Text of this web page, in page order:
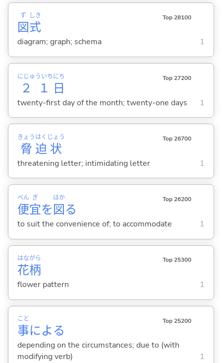
図
ず
式
しき Top 28100
diagram; graph; schema 1
２１
にじゅういち
日
にち Top 27200
twenty-first day of the month; twenty-one days 1
脅
きょう
迫
はく
状
じょう Top 26700
threatening letter; intimidating letter 1
便
べん
宜
ぎ
を図
はか
る
Top 26200
to suit the convenience of; to accommodate 1
花
はな
柄
がら Top 25300
flower pattern 1
事
こと
による
Top 25200
depending on the circumstances; due to (with
modifying verb)
1